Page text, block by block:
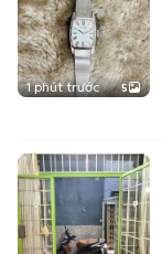
1 phút trước 5